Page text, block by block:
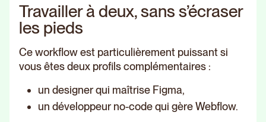
Travailler à deux, sans s’écraser
les pieds
Ce workflow est particulièrement puissant si
vous êtes deux profils complémentaires :
un designer qui maîtrise Figma,
un développeur no-code qui gère Webflow.